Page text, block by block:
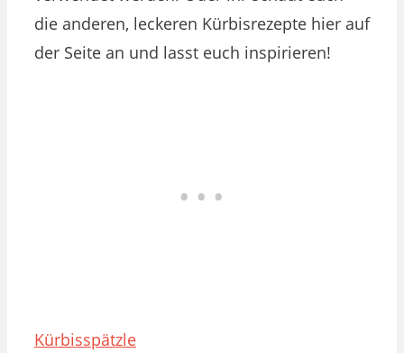
die anderen, leckeren Kürbisrezepte hier auf
der Seite an und lasst euch inspirieren!
Kürbisspätzle